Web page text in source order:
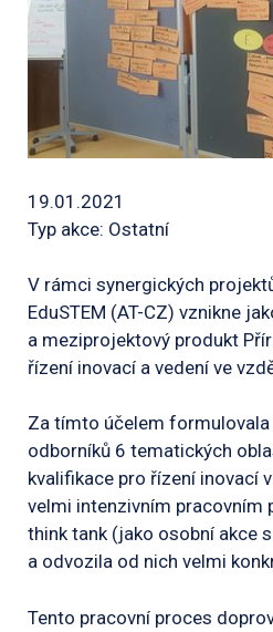
19.01.2021
Typ akce: Ostatní
V rámci synergických
EduSTEM (AT-CZ) vznikne
a meziprojektový produkt
řízení inovací a vedení ve
Za tímto účelem
odborníků 6 tematických
kvalifikace pro řízení inovací
velmi intenzivním pracovním
think tank (jako osobní akce
a odvozila od nich velmi
Tento pracovní proces